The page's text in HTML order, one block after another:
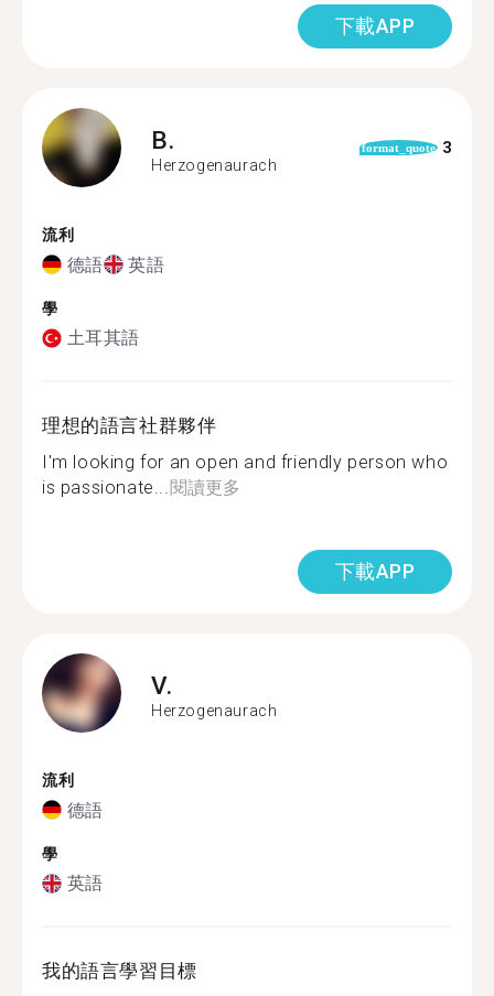
下載APP
B.
Herzogenaurach
format_quote 3
流利
德語 英語
學
土耳其語
理想的語言社群夥伴
I'm looking for an open and friendly person who
is passionate...閱讀更多
下載APP
V.
Herzogenaurach
流利
德語
學
英語
我的語言學習目標